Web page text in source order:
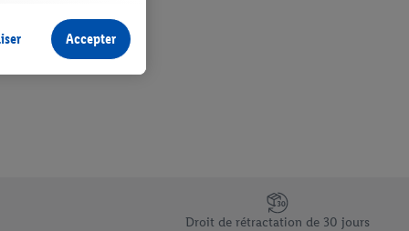
Droit de rétractation de 30 jours
sans procéder à
terminaux ou
échéant, d’autres
à tout moment
Accepter